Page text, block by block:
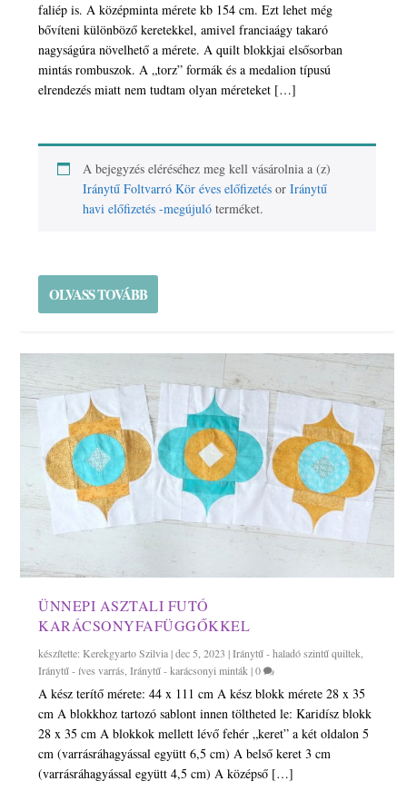
faliép is. A középminta mérete kb 154 cm. Ezt lehet még
bővíteni különböző keretekkel, amivel franciaágy takaró
nagyságúra növelhető a mérete. A quilt blokkjai elsősorban
mintás rombuszok. A „torz” formák és a medalion típusú
elrendezés miatt nem tudtam olyan méreteket […]
A bejegyzés eléréséhez meg kell vásárolnia a (z)
Iránytű Foltvarró Kör éves előfizetés orIránytű
havi előfizetés -megújuló terméket.
OLVASS TOVÁBB
ÜNNEPI ASZTALI FUTÓ
KARÁCSONYFAFÜGGŐKKEL
készítette:Kerekgyarto Szilvia|dec 5, 2023 |Iránytű - haladó szintű quiltek
Iránytű - íves varrás ,Iránytű - karácsonyi minták |0
A kész terítő mérete: 44 x 111 cm A kész blokk mérete 28 x 35
cm A blokkhoz tartozó sablont innen töltheted le: Karidísz blokk
28 x 35 cm A blokkok mellett lévő fehér „keret” a két oldalon 5
cm (varrásráhagyással együtt 6,5 cm) A belső keret 3 cm
(varrásráhagyással együtt 4,5 cm) A középső […]